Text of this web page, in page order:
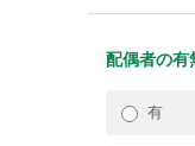
配偶者の有
有